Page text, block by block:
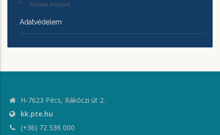
Klinikai Központ
Adatvédelem
H-7623 Pécs, Rákóczi út 2.
kk.pte.hu
(+36) 72 536 000